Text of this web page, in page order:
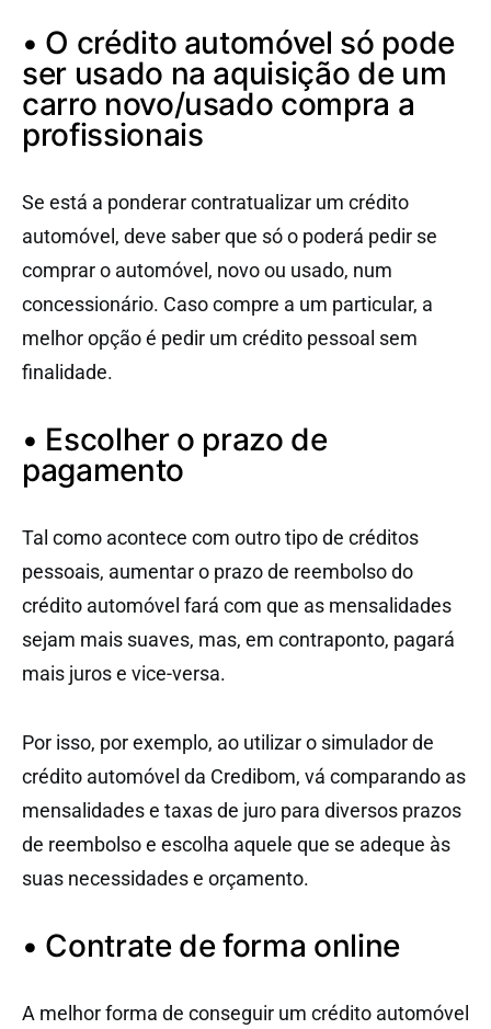
• O crédito automóvel só pode
ser usado na aquisição de um
carro novo/usado compra a
profissionais
Se está a ponderar contratualizar um crédito
automóvel, deve saber que só o poderá pedir se
comprar o automóvel, novo ou usado, num
concessionário. Caso compre a um particular, a
melhor opção é pedir um crédito pessoal sem
finalidade.
• Escolher o prazo de
pagamento
Tal como acontece com outro tipo de créditos
pessoais, aumentar o prazo de reembolso do
crédito automóvel fará com que as mensalidades
sejam mais suaves, mas, em contraponto, pagará
mais juros e vice-versa.
Por isso, por exemplo, ao utilizar o simulador de
crédito automóvel da Credibom, vá comparando as
mensalidades e taxas de juro para diversos prazos
de reembolso e escolha aquele que se adeque às
suas necessidades e orçamento.
• Contrate de forma online
A melhor forma de conseguir um crédito automóvel